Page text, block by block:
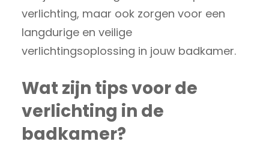
verlichting, maar ook zorgen voor een
langdurige en veilige
verlichtingsoplossing in jouw badkamer.
Wat zijn tips voor de
verlichting in de
badkamer?